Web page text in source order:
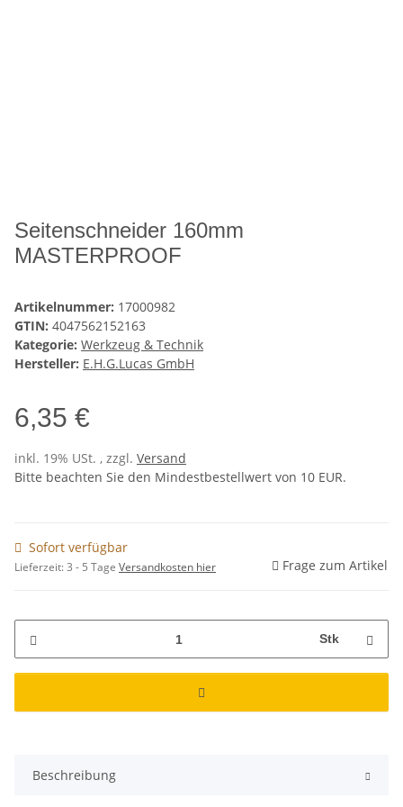
Seitenschneider 160mm
MASTERPROOF
Artikelnummer: 17000982
GTIN: 4047562152163
Kategorie: Werkzeug & Technik
Hersteller: E.H.G.Lucas GmbH
6,35 €
inkl. 19% USt. , zzgl. Versand
Bitte beachten Sie den Mindestbestellwert von 10 EUR.
Sofort verfügbar
Lieferzeit:3 - 5 Tage Versandkosten hier Frage zum Artikel
Stk
Beschreibung